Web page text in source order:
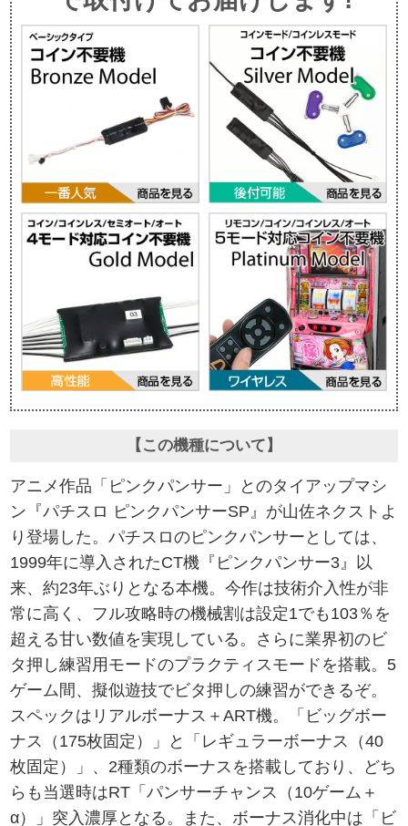
【この機種について】
アニメ作品「ピンクパンサー」とのタイアップマシ
ン『パチスロ ピンクパンサーSP』が山佐ネクストよ
り登場した。パチスロのピンクパンサーとしては、
1999年に導入されたCT機『ピンクパンサー3』以
来、約23年ぶりとなる本機。今作は技術介入性が非
常に高く、フル攻略時の機械割は設定1でも103％を
超える甘い数値を実現している。さらに業界初のビ
タ押し練習用モードのプラクティスモードを搭載。5
ゲーム間、擬似遊技でビタ押しの練習ができるぞ。
スペックはリアルボーナス＋ART機。「ビッグボー
ナス（175枚固定）」と「レギュラーボーナス（40
枚固定）」、2種類のボーナスを搭載しており、どち
らも当選時はRT「パンサーチャンス（10ゲーム＋
α）」突入濃厚となる。また、ボーナス消化中は「ビ